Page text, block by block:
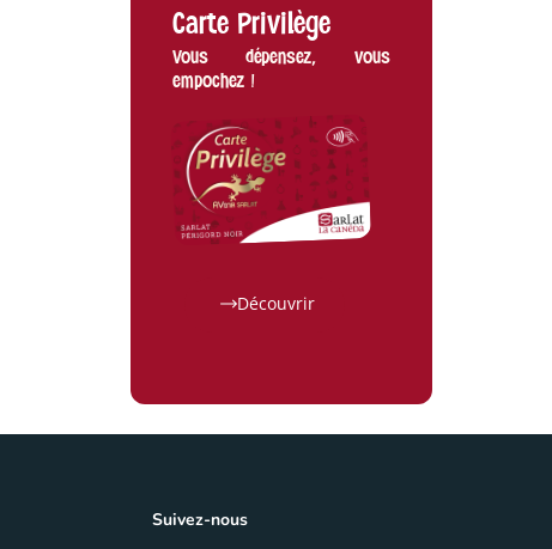
Navette Estivale 2026
Carte Privilège
Vous dépensez, vous
empochez !
Découvrir
Suivez-nous